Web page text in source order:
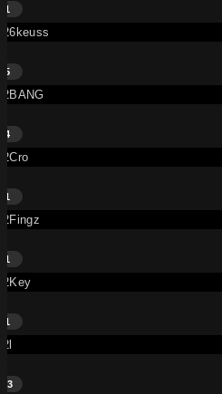
1
26keuss
5
2BANG
4
2Cro
1
2Fingz
1
2Key
1
2l
13